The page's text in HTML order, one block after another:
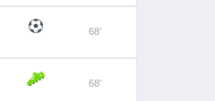
68’
68’